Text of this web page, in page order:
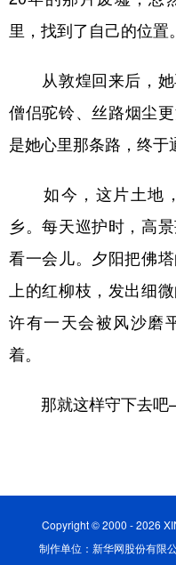
里，找到了自己的位置。
从敦煌回来后，她
僧侣驼铃、丝路烟尘
是她心里那条路，终于
如今，这片土地，
乡。每天巡护时，高
看一会儿。夕阳把佛
上的红柳枝，发出细
许有一天会被风沙磨
着。
那就这样守下去吧
Copyright © 2000 - 2026
制作单位：新华网股份有